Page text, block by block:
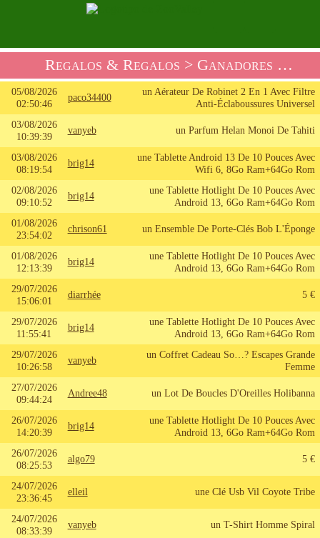
Regalos & Regalos > Ganadores De La Tienda De Regalos
05/08/2026
02:50:46
paco34400
un Aérateur De Robinet 2 En 1 Avec Filtre
Anti-Éclaboussures Universel
03/08/2026
10:39:39
vanyeb un Parfum Helan Monoi De Tahiti
03/08/2026
08:19:54
brig14
une Tablette Android 13 De 10 Pouces Avec
Wifi 6, 8Go Ram+64Go Rom
02/08/2026
09:10:52
brig14
une Tablette Hotlight De 10 Pouces Avec
Android 13, 6Go Ram+64Go Rom
01/08/2026
23:54:02
chrison61 un Ensemble De Porte-Clés Bob L'Éponge
01/08/2026
12:13:39
brig14
une Tablette Hotlight De 10 Pouces Avec
Android 13, 6Go Ram+64Go Rom
29/07/2026
15:06:01
diarrhée 5 €
29/07/2026
11:55:41
brig14
une Tablette Hotlight De 10 Pouces Avec
Android 13, 6Go Ram+64Go Rom
29/07/2026
10:26:58
vanyeb
un Coffret Cadeau So…? Escapes Grande
Femme
27/07/2026
09:44:24
Andree48 un Lot De Boucles D'Oreilles Holibanna
26/07/2026
14:20:39
brig14
une Tablette Hotlight De 10 Pouces Avec
Android 13, 6Go Ram+64Go Rom
26/07/2026
08:25:53
algo79 5 €
24/07/2026
23:36:45
elleil une Clé Usb Vil Coyote Tribe
24/07/2026
08:33:39
vanyeb un T-Shirt Homme Spiral